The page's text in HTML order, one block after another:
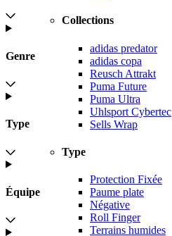
Collections
adidas predator
adidas copa
Reusch Attrakt
Puma Future
Puma Ultra
Uhlsport Cybertec
Sells Wrap
Type
Protection Fixée
Paume plate
Négative
Roll Finger
Terrains humides
Genre
Type
Équipe